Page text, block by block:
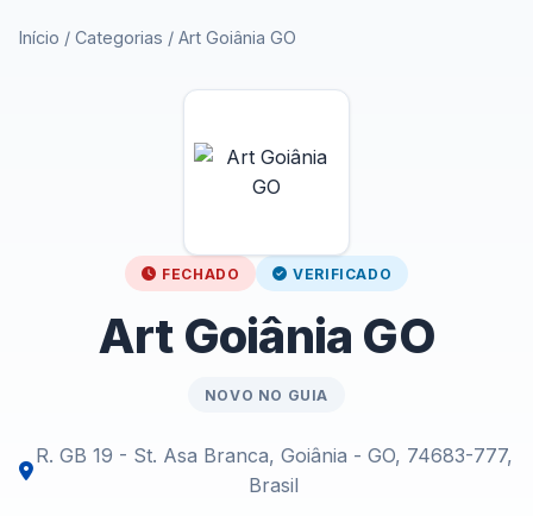
Início / Categorias / Art Goiânia GO
FECHADO VERIFICADO
Art Goiânia GO
NOVO NO GUIA
R. GB 19 - St. Asa Branca, Goiânia - GO, 74683-777,
Brasil